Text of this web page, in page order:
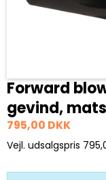
Forward
gevind,
795,00 DKK
Vejl. udsalgspris